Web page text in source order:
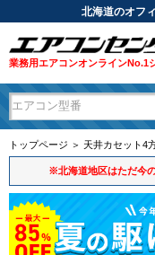
北海道のオフ
業務用エアコンオンラインNo.1
トップページ ＞ 天井カセット4
※北海道地区はただ今